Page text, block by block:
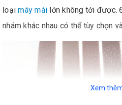
loạimáy mài lớn không tới được.
nhám khác nhau có thể tùy chọn
Xem